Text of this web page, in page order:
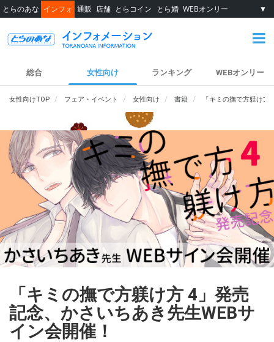
とらのあな インフォ 通販 店舗 とらコイン とら婚 WEBオンリー ▼
総合 女性向け ランキング WEBオンリー
女性向けTOP フェア・イベント 女性向け 書籍 「キミの撫で方躾け
「キミの撫で方躾け方 4」発売
記念、かさいちあき先生WEBサ
イン会開催！